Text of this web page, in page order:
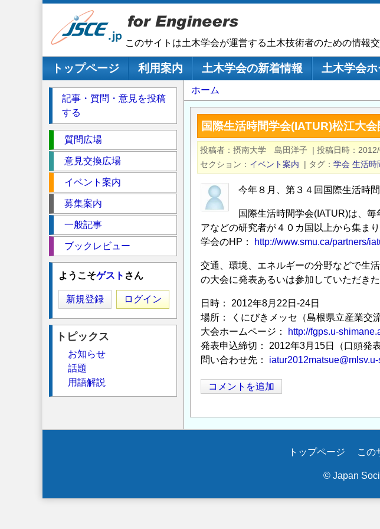
このサイトは土木学会が運営する土木技術者のための情報交
メインナビゲーション
トップページ 利用案内 土木学会の新着情報
土木学会
パ
ン
く
ず
ホーム
国際生活時間学会(IATUR)松江大
投稿者 摂南大学 島田洋子 | 投稿日時
セクション
イベント案内 | タグ 学会 生活時
今年８月、第３４回国際生活時
国際生活時間学会(IATUR)は、
アなどの研究者が４０カ国以上から集ま
学会のHP：
http://www.smu.ca/partners/
交通、環境、エネルギーの分野などで生
の大会に発表あるいは参加していただき
日時： 2012年8月22日-24日
場所： くにびきメッセ（島根県立産業交流
大会ホームページ：
http://fgps.u-
発表申込締切： 2012年3月15日（口頭
問い合わせ先：
コメントを追加
記事・質問・意見を投稿
する
ク
シ
質問広場
意見交換広場
イベント案内
募集案内
一般記事
ブックレビュー
ようこそゲスト さん
新規登録 ログイン
トピックス
お知らせ
話題
用語解説
トップページ この
© Japan